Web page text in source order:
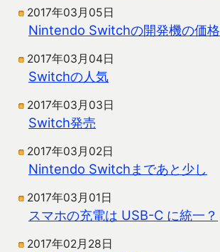
2017年03月05日
Nintendo Switchの開発機の価格
2017年03月04日
Switchの人気
2017年03月03日
Switch発売
2017年03月02日
Nintendo Switchまであと少し
2017年03月01日
スマホの充電は USB-C に統一？
2017年02月28日